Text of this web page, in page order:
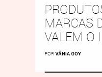
MARCAS
VALEM O
POR VÂNIA GOY